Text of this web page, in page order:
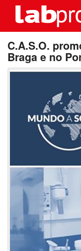
C.A.S.O.
Braga e no